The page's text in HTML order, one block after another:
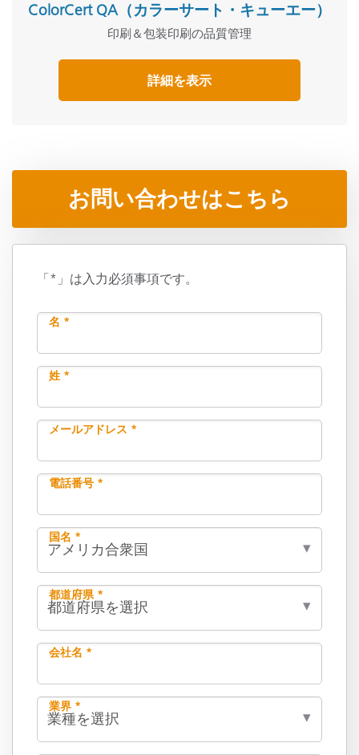
ColorCert QA（カラーサート・キューエー）
印刷＆包装印刷の品質管理
詳細を表示
お問い合わせはこちら
「*」は入力必須事項です。
名 *
姓 *
メールアドレス *
電話番号 *
国名 *
都道府県 *
会社名 *
業界 *